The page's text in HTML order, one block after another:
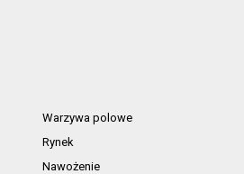
Warzywa polowe
Rynek
Nawożenie